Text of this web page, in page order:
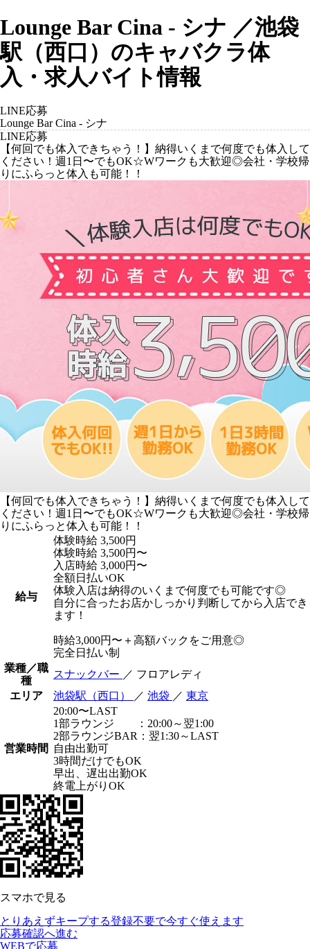
Lounge Bar Cina - シナ ／池袋
駅（西口）のキャバクラ体
入・求人バイト情報
LINE応募
Lounge Bar Cina - シナ
LINE応募
【何回でも体入できちゃう！】納得いくまで何度でも体入して
ください！週1日〜でもOK☆Wワークも大歓迎◎会社・学校帰
りにふらっと体入も可能！！
【何回でも体入できちゃう！】納得いくまで何度でも体入して
ください！週1日〜でもOK☆Wワークも大歓迎◎会社・学校帰
りにふらっと体入も可能！！
給与
体験時給 3,500円
体験時給 3,500円〜
入店時給 3,000円〜
全額日払いOK
体験入店は納得のいくまで何度でも可能です◎
自分に合ったお店かしっかり判断してから入店でき
ます！
時給3,000円〜＋高額バックをご用意◎
完全日払い制
業種／職
種
スナックバー ／ フロアレディ
エリア
池袋駅（西口） ／ 池袋 ／ 東京
営業時間
20:00〜LAST
1部ラウンジ ：20:00～翌1:00
2部ラウンジBAR：翌1:30～LAST
自由出勤可
3時間だけでもOK
早出、遅出出勤OK
終電上がりOK
スマホで見る
とりあえずキープする登録不要で今すぐ使えます
応募確認へ進む
WEBで応募